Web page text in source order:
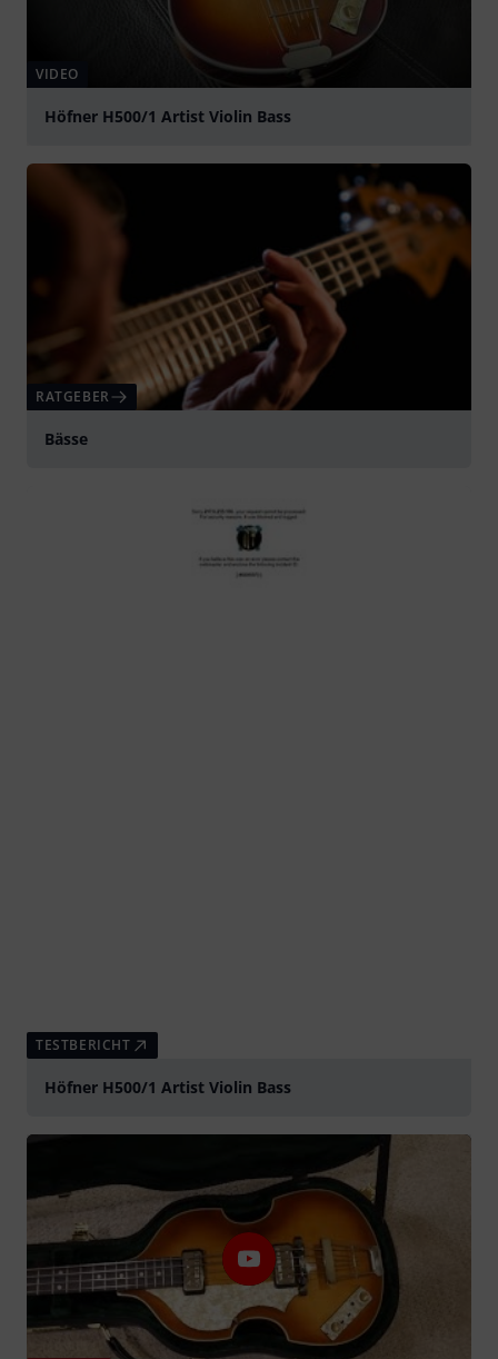
VIDEO
Höfner H500/1 Artist Violin Bass
RATGEBER
Bässe
TESTBERICHT
Höfner H500/1 Artist Violin Bass